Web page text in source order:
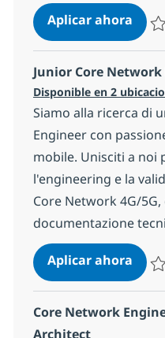
Aplicar ahora
Junior Core
Disponible en 2
Siamo alla ricerca di
Engineer con
mobile. Unisciti a noi
l'engineering e la
Core Network 4G/
documentazione
Aplicar ahora
Core Network
Architect